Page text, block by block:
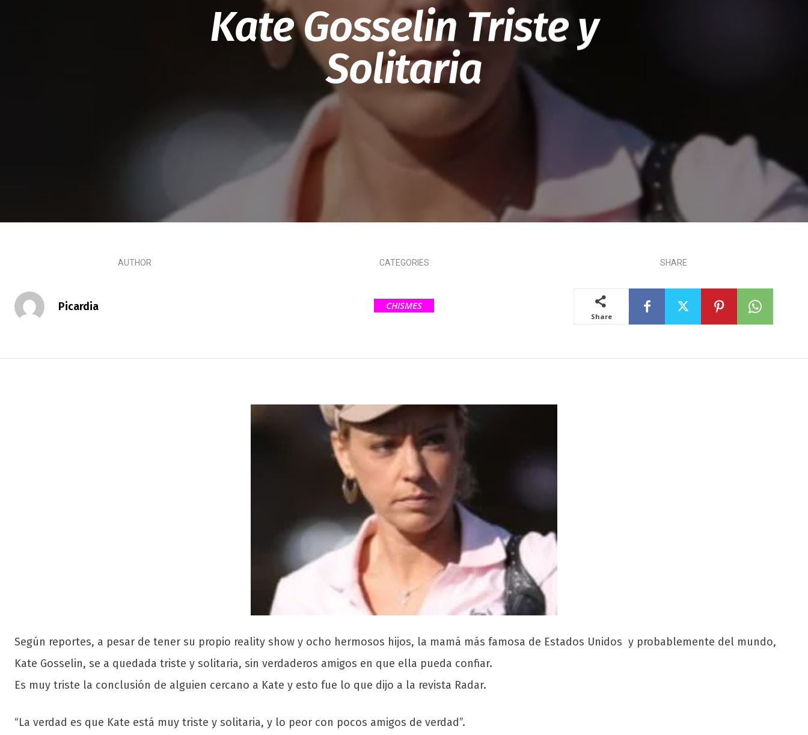
Chismes,
Kate Gosselin Triste y
Solitaria
AUTHOR
Picardia
CATEGORIES
CHISMES
SHARE
Share
Según reportes, a pesar de tener su propio reality show y ocho hermosos hijos, la mamá más famosa de Estados Unidos y probablemente del mundo,
Kate Gosselin, se a quedada triste y solitaria, sin verdaderos amigos en que ella pueda confiar.
Es muy triste la conclusión de alguien cercano a Kate y esto fue lo que dijo a la revista Radar.
“La verdad es que Kate está muy triste y solitaria, y lo peor con pocos amigos de verdad”.